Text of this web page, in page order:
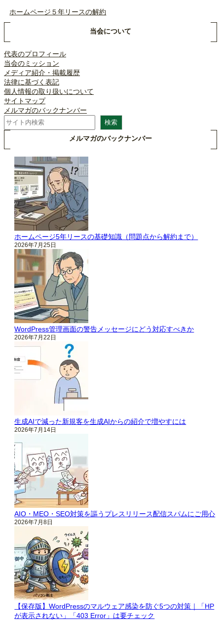
ホームページ５年リースの解約
当会について
代表のプロフィール
当会のミッション
メディア紹介・掲載履歴
法律に基づく表記
個人情報の取り扱いについて
サイトマップ
メルマガのバックナンバー
検
索
検索
メルマガのバックナンバー
ホームページ5年リースの基礎知識（問題点から解約まで）
2026年7月25日
WordPress管理画面の警告メッセージにどう対応すべきか
2026年7月22日
生成AIで減った新規客を生成AIからの紹介で増やすには
2026年7月14日
AIO・MEO・SEO対策を謳うプレスリリース配信スパムにご用心
2026年7月8日
【保存版】WordPressのマルウェア感染を防ぐ5つの対策｜「HP
が表示されない」「403 Error」は要チェック